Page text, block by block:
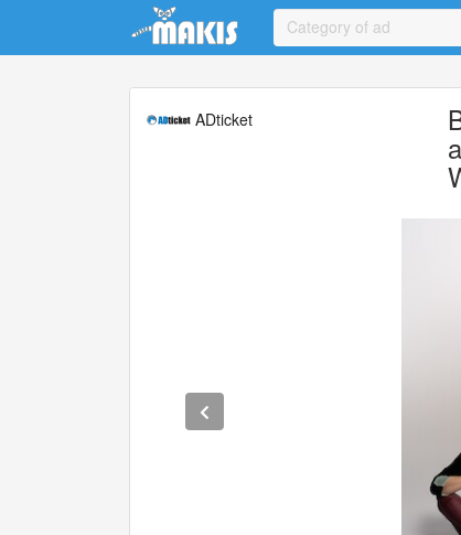
Update cookies preferences
Category of ad
ADticket